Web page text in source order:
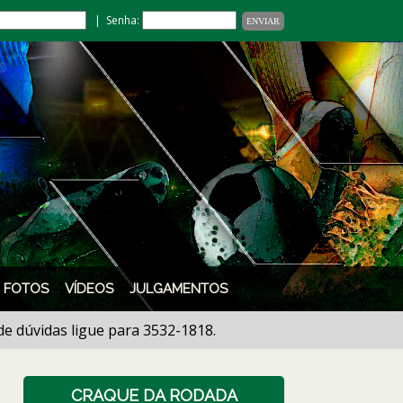
| Senha:
FOTOS VÍDEOS JULGAMENTOS
ligue para 3532-1818.
CRAQUE DA RODADA